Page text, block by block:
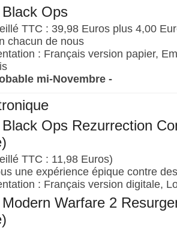
Ops
TTC : 39,98 Euros plus 4,00
chacun de nous
: Français version papier,
mi-Novembre -
Ops Rezurrection
TTC : 11,98 Euros)
une expérience épique contre
: Français version digitale,
Warfare 2